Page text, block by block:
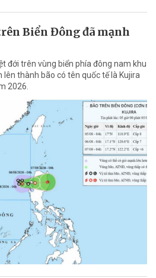
Biển Đông đã mạnh
đới trên vùng biển phía đông nam khu
thành bão có tên quốc tế là Kujira
2026.